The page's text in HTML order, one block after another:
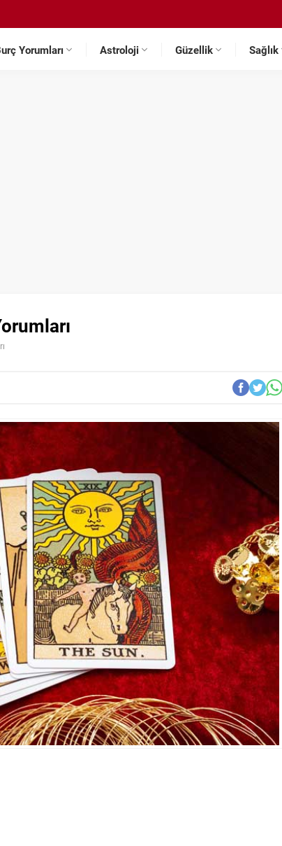
Yorumları Astroloji Güzellik Sağlık